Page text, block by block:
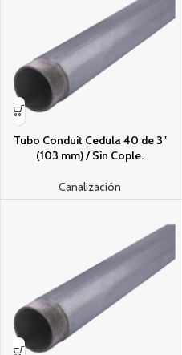
Tubo Conduit Cedula 40 de 3″
(103 mm) / Sin Cople.
Canalización